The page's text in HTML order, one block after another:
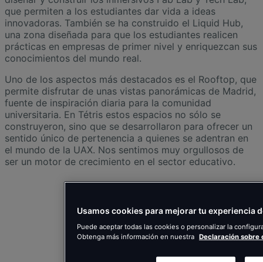
que permiten a los estudiantes dar vida a ideas
innovadoras. También se ha construido el Liquid Hub,
una zona diseñada para que los estudiantes realicen
prácticas en empresas de primer nivel y enriquezcan sus
conocimientos del mundo real.
Uno de los aspectos más destacados es el Rooftop, que
permite disfrutar de unas vistas panorámicas de Madrid,
fuente de inspiración diaria para la comunidad
universitaria. En Tétris estos espacios no sólo se
construyeron, sino que se desarrollaron para ofrecer un
sentido único de pertenencia a quienes se adentran en
el mundo de la UAX. Nos sentimos muy orgullosos de
ser un motor de crecimiento en el sector educativo.
Usamos cookies para mejorar tu experiencia
Puede aceptar todas las cookies o personalizar la
Obtenga más información en nuestra Declaración sobre